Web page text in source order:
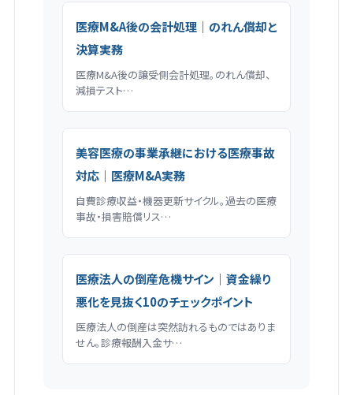
医療M&A後の会計処理｜のれん償却と
決算実務
医療M&A後の譲受側会計処理。のれん償却、
減損テスト…
美容医療の事業承継における医療事故
対応｜医療M&A実務
自費診療収益・機器更新サイクル。過去の医療
事故・損害賠償リス…
医療法人の倒産危機サイン｜資金繰り
悪化を見抜く10のチェックポイント
医療法人の倒産は突然訪れるものではありま
せん。診療報酬入金サ…